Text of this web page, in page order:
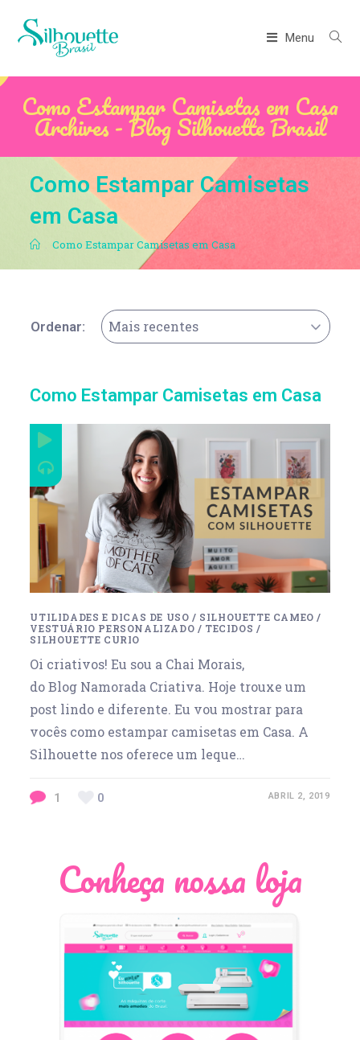
Menu
Como Estampar Camisetas em Casa
Archives - Blog Silhouette Brasil
Como Estampar Camisetas
em Casa
. Como Estampar Camisetas em Casa
Ordenar: Mais recentes
Como Estampar Camisetas em Casa
UTILIDADES E DICAS DE USO / SILHOUETTE CAMEO /
VESTUÁRIO PERSONALIZADO / TECIDOS /
SILHOUETTE CURIO
Oi criativos! Eu sou a Chai Morais,
do Blog Namorada Criativa. Hoje trouxe um
post lindo e diferente. Eu vou mostrar para
vocês como estampar camisetas em Casa. A
Silhouette nos oferece um leque…
1 0 ABRIL 2, 2019
Conheça nossa loja
Léia Pastori